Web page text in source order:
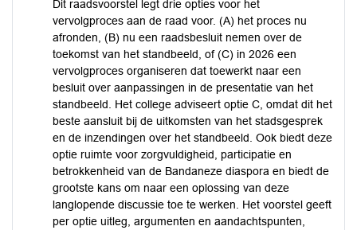
Dit raadsvoorstel legt drie opties voor het
vervolgproces aan de raad voor. (A) het proces nu
afronden, (B) nu een raadsbesluit nemen over de
toekomst van het standbeeld, of (C) in 2026 een
vervolgproces organiseren dat toewerkt naar een
besluit over aanpassingen in de presentatie van het
standbeeld. Het college adviseert optie C, omdat dit het
beste aansluit bij de uitkomsten van het stadsgesprek
en de inzendingen over het standbeeld. Ook biedt deze
optie ruimte voor zorgvuldigheid, participatie en
betrokkenheid van de Bandaneze diaspora en biedt de
grootste kans om naar een oplossing van deze
langlopende discussie toe te werken. Het voorstel geeft
per optie uitleg, argumenten en aandachtspunten,